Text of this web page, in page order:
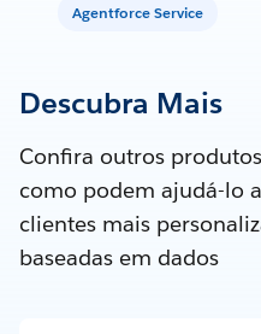
Agentforce Service
Descubra Mais
Confira outros
como podem ajudá-lo
clientes mais
baseadas em dados